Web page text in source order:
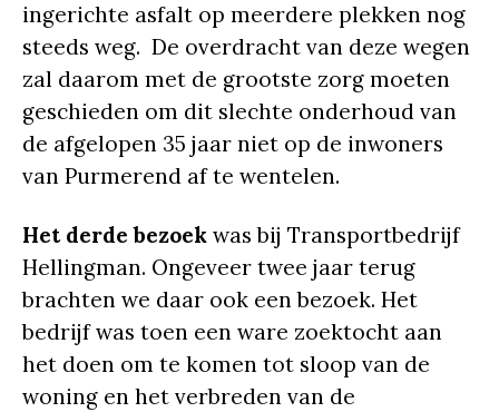
ingerichte asfalt op meerdere plekken nog
steeds weg. De overdracht van deze wegen
zal daarom met de grootste zorg moeten
geschieden om dit slechte onderhoud van
de afgelopen 35 jaar niet op de inwoners
van Purmerend af te wentelen.
Het derde bezoek was bij Transportbedrijf
Hellingman. Ongeveer twee jaar terug
brachten we daar ook een bezoek. Het
bedrijf was toen een ware zoektocht aan
het doen om te komen tot sloop van de
woning en het verbreden van de